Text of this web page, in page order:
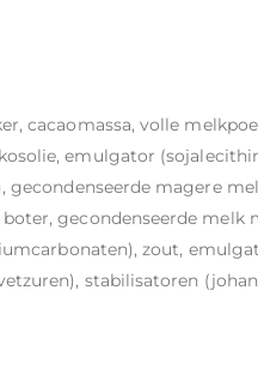
cacaomassa, volle
emulgator
gecondenseerde magere
gecondenseerde melk
zout,
stabilisatoren